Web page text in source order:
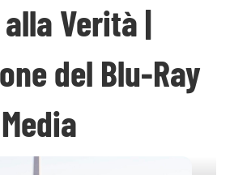
Verità |
del Blu-Ray